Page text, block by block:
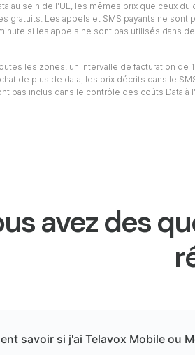
au sein de l’UE, les mêmes prix que ceux
gratuits. Les appels et SMS payants ne
si les appels ne sont pas utilisés
les zones, un intervalle de facturation
de plus de data, les prix décrits dans le
pas inclus dans le contrôle des coûts Data
avez des
savoir si j'ai Telavox Mobile ou